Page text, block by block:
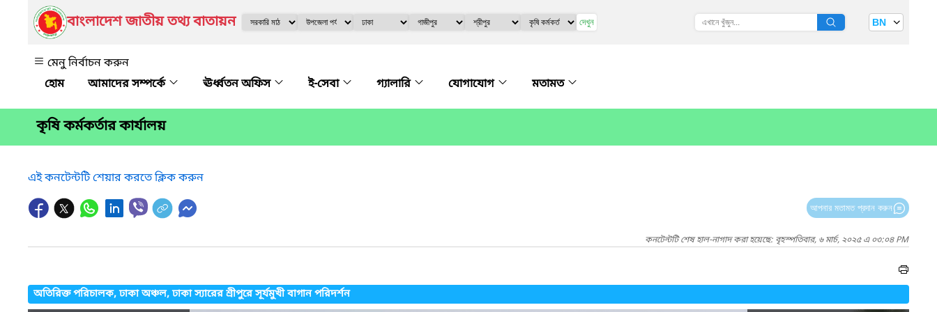
বাংলাদেশ জাতীয় তথ্য বাতায়ন দেখুন BN
মেনু নির্বাচন করুন
আমাদের সম্পর্কে
ঊর্ধ্বতন অফিস ই-সেবা গ্যালারি যোগাযোগ মতামত
কৃষি কর্মকর্তার কার্যালয়
এই কনটেন্টটি শেয়ার করতে ক্লিক করুন
আপনার মতামত প্রদান করুন
কনটেন্টটি শেষ হাল-নাগাদ করা হয়েছে: বৃহস্পতিবার, ৬ মার্চ, ২০২৫ এ ০৩:০৪ PM
অতিরিক্ত পরিচালক, ঢাকা অঞ্চল, ঢাকা স্যারের শ্রীপুরে সূর্যমুখী বাগান পরিদর্শন